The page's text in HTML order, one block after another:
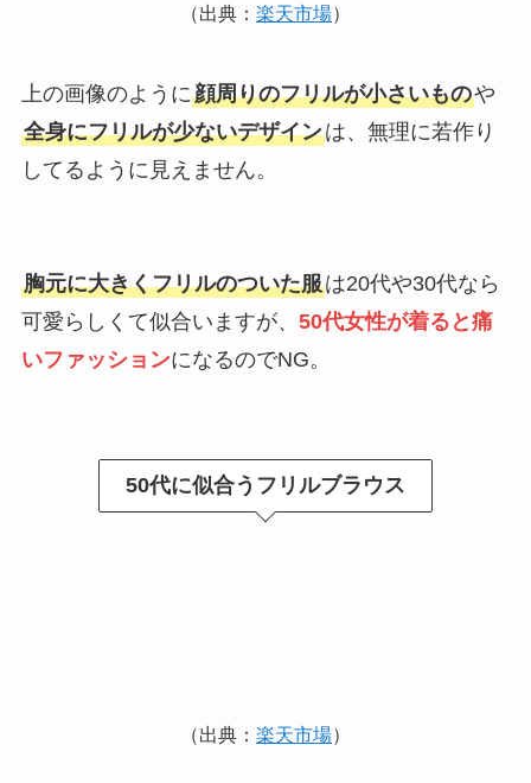
（出典： 楽天市場）
上の画像のように顔周りのフリルが小さいものや
全身にフリルが少ないデザインは、無理に若作り
してるように見えません。
胸元に大きくフリルのついた服は20代や30代なら
可愛らしくて似合いますが、 50代女性が着ると痛
いファッションになるのでNG。
50代に似合うフリルブラウス
（出典： 楽天市場）